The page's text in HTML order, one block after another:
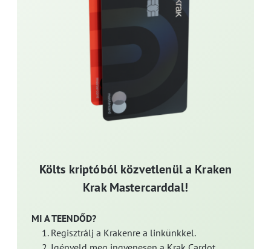
Költs kriptóból közvetlenül a Kraken
Krak Mastercarddal!
MI A TEENDŐD?
Regisztrálj a Krakenre a linkünkkel.